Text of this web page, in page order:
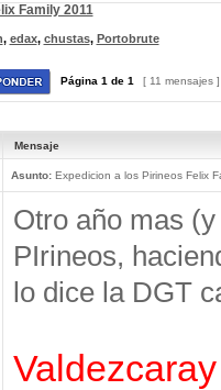
Family 2011
, edax, chustas, Portobrute
Página 1 de 1 [ 11 mensajes
Mensaje
Asunto:Expedicion a los Pirineos Felix
Otro año mas
PIrineos,
lo dice la DGT
Valdezcaray